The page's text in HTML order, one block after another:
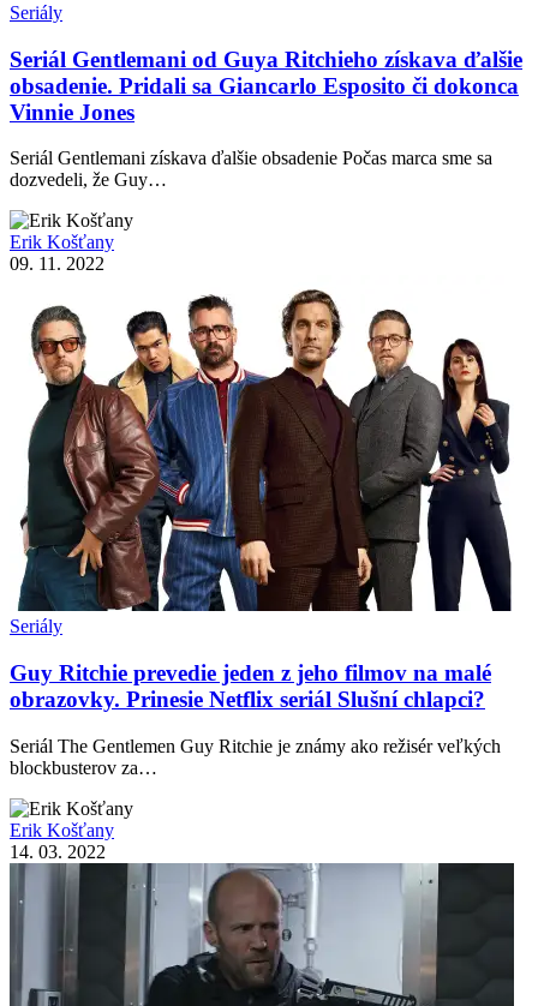
Seriály
Seriál Gentlemani od Guya Ritchieho získava ďalšie
obsadenie. Pridali sa Giancarlo Esposito či dokonca
Vinnie Jones
Seriál Gentlemani získava ďalšie obsadenie Počas marca sme sa
dozvedeli, že Guy…
Erik Košťany
09. 11. 2022
Seriály
Guy Ritchie prevedie jeden z jeho filmov na malé
obrazovky. Prinesie Netflix seriál Slušní chlapci?
Seriál The Gentlemen Guy Ritchie je známy ako režisér veľkých
blockbusterov za…
Erik Košťany
14. 03. 2022